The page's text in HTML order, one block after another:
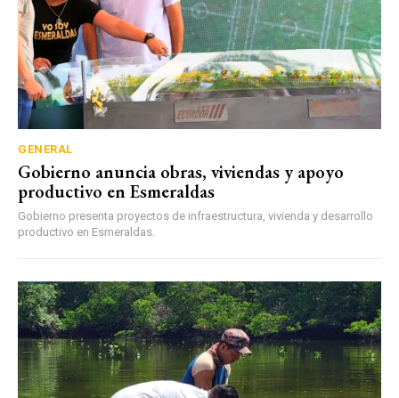
GENERAL
Gobierno anuncia obras, viviendas y apoyo
productivo en Esmeraldas
Gobierno presenta proyectos de infraestructura, vivienda y desarrollo
productivo en Esmeraldas.